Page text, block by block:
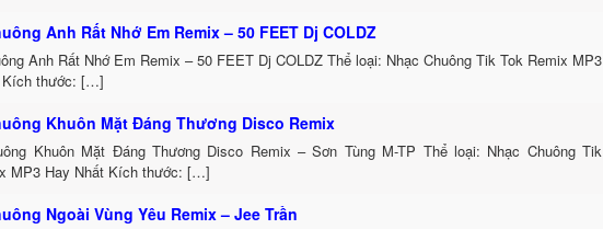
Anh Rất Nhớ Em Remix – 50 FEET Dj COLDZ
Anh Rất Nhớ Em Remix – 50 FEET Dj COLDZ Thể loại: Nhạc Chuông Tik Tok Remix MP3
Kích thước: […]
Khuôn Mặt Đáng Thương Disco Remix
Khuôn Mặt Đáng Thương Disco Remix – Sơn Tùng M-TP Thể loại: Nhạc Chuông Tik
MP3 Hay Nhất Kích thước: […]
Ngoài Vùng Yêu Remix – Jee Trần